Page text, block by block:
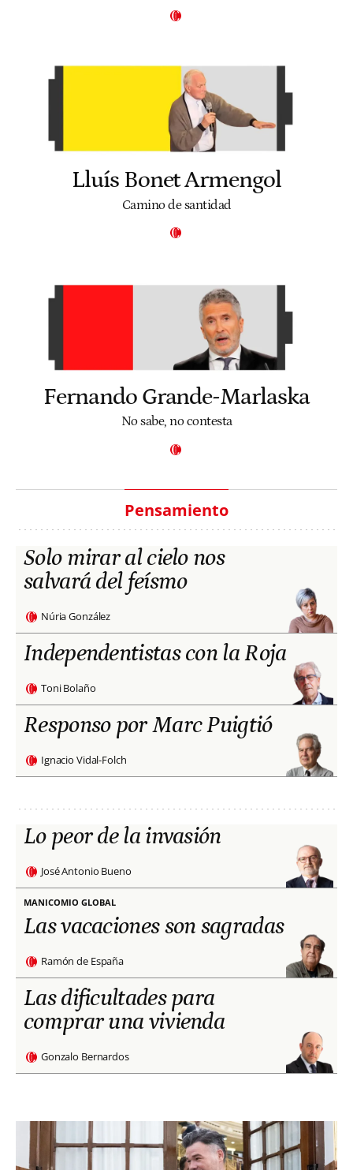
Lluís Bonet Armengol
Camino de santidad
Fernando Grande-Marlaska
No sabe, no contesta
Pensamiento
Solo mirar al cielo nos
salvará del feísmo
Núria González
Independentistas con la Roja
Toni Bolaño
Responso por Marc Puigtió
Ignacio Vidal-Folch
Lo peor de la invasión
José Antonio Bueno
MANICOMIO GLOBAL
Las vacaciones son sagradas
Ramón de España
Las dificultades para
comprar una vivienda
Gonzalo Bernardos